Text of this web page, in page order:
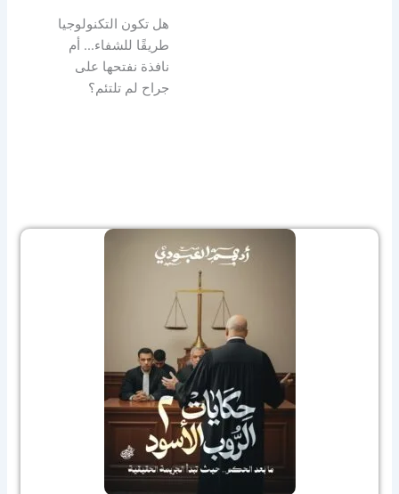
هل تكون التكنولوجيا
طريقًا للشفاء… أم
نافذة نفتحها على
جراح لم تلتئم؟